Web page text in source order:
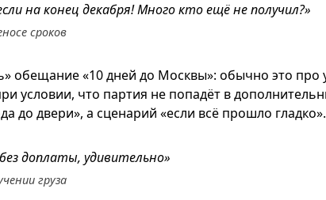
на конец декабря! Много кто ещё не получил?»
сроков
обещание «10 дней до Москвы»: обычно это про
условии, что партия не попадёт в
до двери», а сценарий «если всё прошло гладко».
доплаты, удивительно»
груза